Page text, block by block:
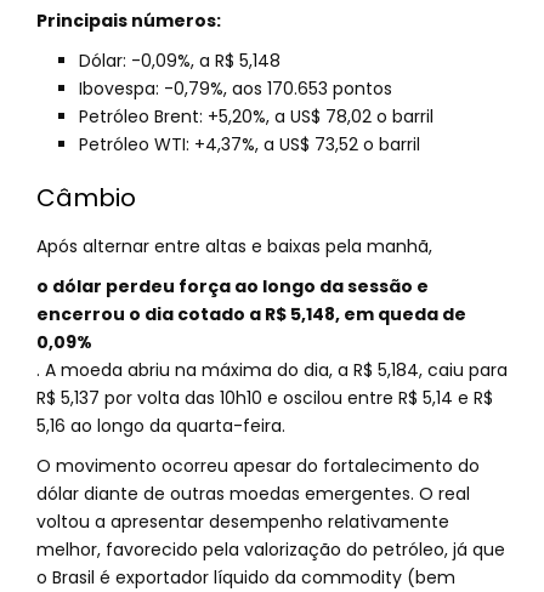
Principais números:
Dólar: -0,09%, a R$ 5,148
Ibovespa: -0,79%, aos 170.653 pontos
Petróleo Brent: +5,20%, a US$ 78,02 o barril
Petróleo WTI: +4,37%, a US$ 73,52 o barril
Câmbio
Após alternar entre altas e baixas pela manhã,
o dólar perdeu força ao longo da sessão e
encerrou o dia cotado a R$ 5,148, em queda de
0,09%
. A moeda abriu na máxima do dia, a R$ 5,184, caiu para
R$ 5,137 por volta das 10h10 e oscilou entre R$ 5,14 e R$
5,16 ao longo da quarta-feira.
O movimento ocorreu apesar do fortalecimento do
dólar diante de outras moedas emergentes. O real
voltou a apresentar desempenho relativamente
melhor, favorecido pela valorização do petróleo, já que
o Brasil é exportador líquido da commodity (bem